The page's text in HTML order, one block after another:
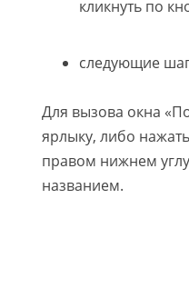
кликнуть по
следующие
Для вызова окна
ярлыку, либо
правом нижнем
названием.